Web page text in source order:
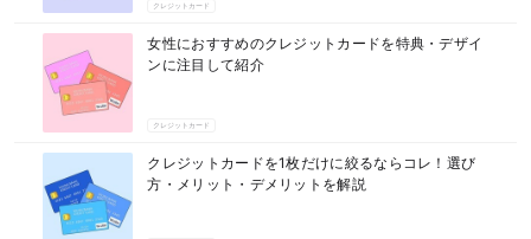
マネー クレジットカード
女性におすすめのクレジットカードを特典・デザイ
ンに注目して紹介
クレジットカード
クレジットカードを1枚だけに絞るならコレ！選び
方・メリット・デメリットを解説